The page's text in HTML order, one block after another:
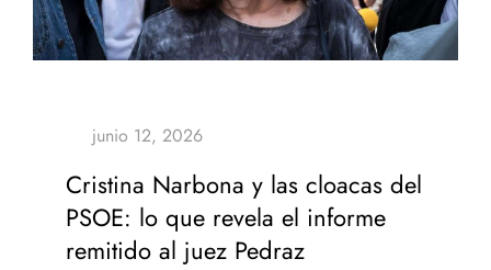
Cristina Narbona y las cloacas del
PSOE: lo que revela el informe
remitido al juez Pedraz